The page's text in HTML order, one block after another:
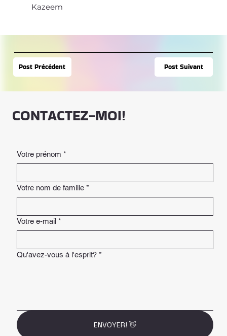
Post Précédent Post Suivant
Kazeem
CONTACTEZ-MOI!
Votre prénom *
Votre nom de famille *
Votre e-mail *
Qu'avez-vous à l'esprit? *
ENVOYER! 👋